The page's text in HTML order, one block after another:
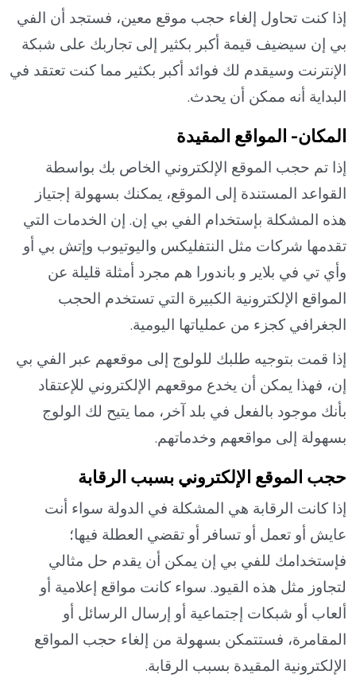
إذا كنت تحاول إلغاء حجب موقع معين، فستجد أن الفي
بي إن سيضيف قيمة أكبر بكثير إلى تجاربك على شبكة
الإنترنت وسيقدم لك فوائد أكبر بكثير مما كنت تعتقد في
البداية أنه ممكن أن يحدث.
المكان- المواقع المقيدة
إذا تم حجب الموقع الإلكتروني الخاص بك بواسطة
القواعد المستندة إلى الموقع، يمكنك بسهولة إجتياز
هذه المشكلة بإستخدام الفي بي إن. إن الخدمات التي
تقدمها شركات مثل النتفليكس واليوتيوب وإتش بي أو
وأي تي في بلاير و باندورا هم مجرد أمثلة قليلة عن
المواقع الإلكترونية الكبيرة التي تستخدم الحجب
الجغرافي كجزء من عملياتها اليومية.
إذا قمت بتوجيه طلبك للولوج إلى موقعهم عبر الفي بي
إن، فهذا يمكن أن يخدع موقعهم الإلكتروني للإعتقاد
بأنك موجود بالفعل في بلد آخر، مما يتيح لك الولوج
بسهولة إلى مواقعهم وخدماتهم.
حجب الموقع الإلكتروني بسبب الرقابة
إذا كانت الرقابة هي المشكلة في الدولة سواء أنت
عايش أو تعمل أو تسافر أو تقضي العطلة فيها؛
فإستخدامك للفي بي إن يمكن أن يقدم حل مثالي
لتجاوز مثل هذه القيود. سواء كانت مواقع إعلامية أو
ألعاب أو شبكات إجتماعية أو إرسال الرسائل أو
المقامرة، فستتمكن بسهولة من إلغاء حجب المواقع
الإلكترونية المقيدة بسبب الرقابة.